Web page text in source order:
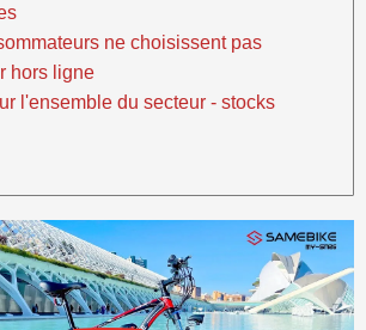
ne choisissent pas
hors ligne
l'ensemble du secteur - stocks